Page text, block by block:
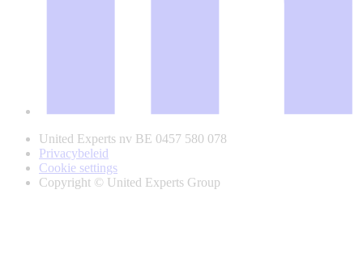
United Experts nv BE 0457 580 078
Privacybeleid
Cookie settings
Copyright © United Experts Group